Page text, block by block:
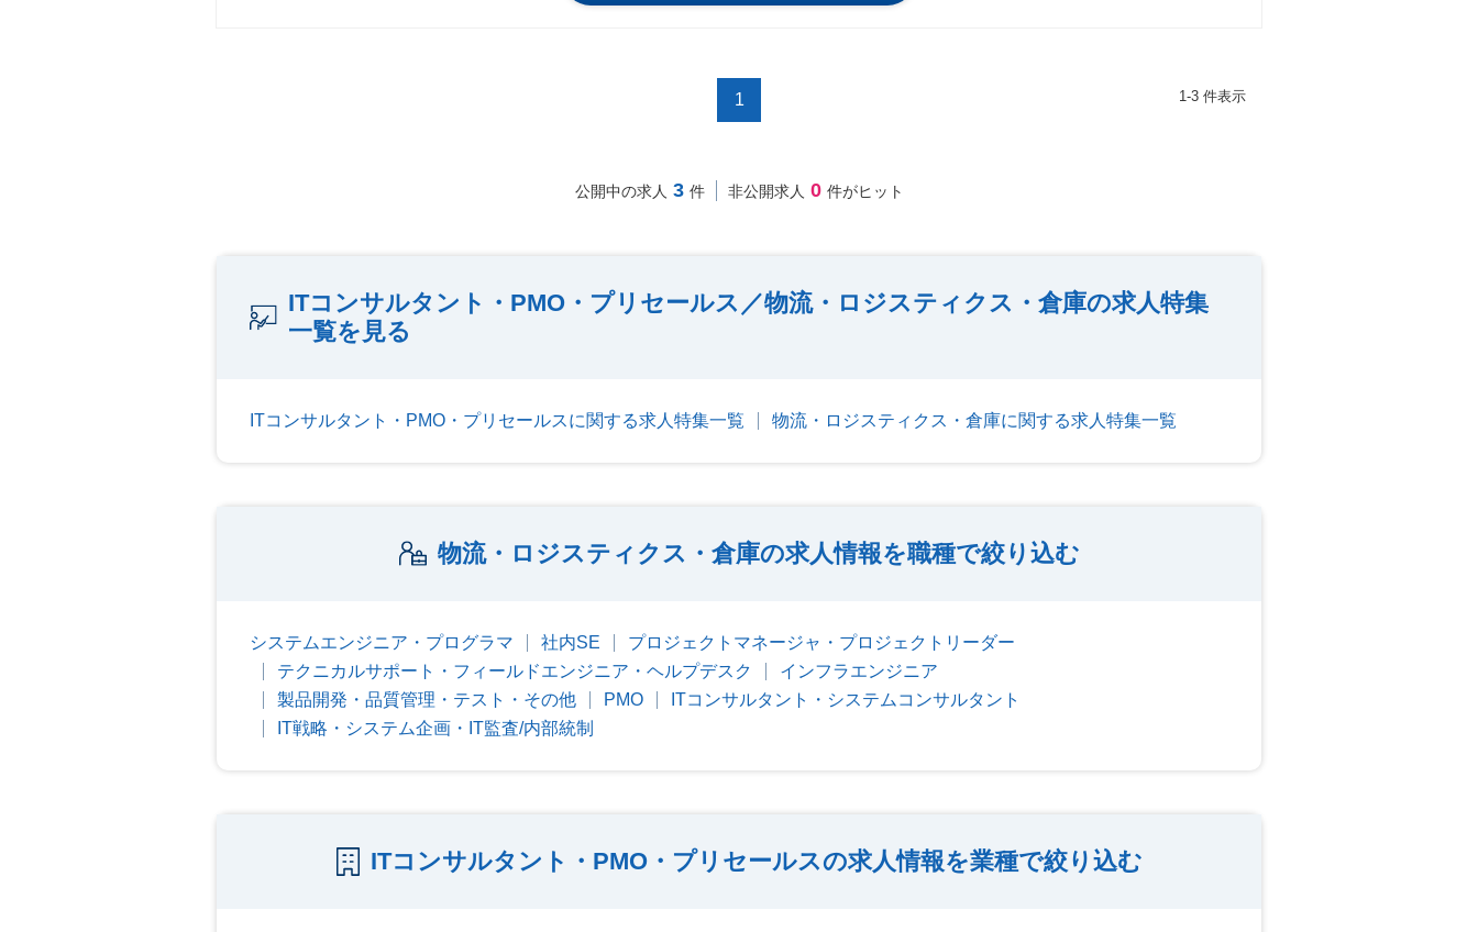
1 1-3 件表示
公開中の求人 3 件 非公開求人 0 件がヒット
ITコンサルタント・PMO・プリセールス／物流・ロジスティクス・倉庫の求人特集
一覧を見る
ITコンサルタント・PMO・プリセールスに関する求人特集一覧 物流・ロジスティクス・倉庫に関する求人特集一覧
物流・ロジスティクス・倉庫の求人情報を職種で絞り込む
システムエンジニア・プログラマ 社内SE
プロジェクトマネージャ・プロジェクトリーダー
テクニカルサポート・フィールドエンジニア・ヘルプデスク
インフラエンジニア
製品開発・品質管理・テスト・その他
PMO
ITコンサルタント・システムコンサルタント
IT戦略・システム企画・IT監査/内部統制
ITコンサルタント・PMO・プリセールスの求人情報を業種で絞り込む